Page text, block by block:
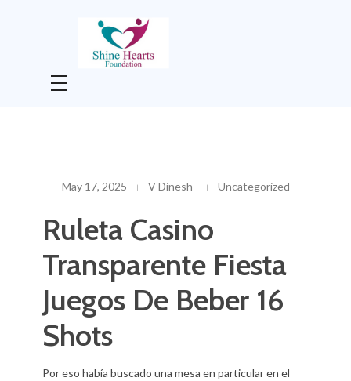
Shine Hearts Foundation
May 17, 2025 V Dinesh Uncategorized
Ruleta Casino
Transparente Fiesta
Juegos De Beber 16
Shots
Por eso había buscado una mesa en particular en el